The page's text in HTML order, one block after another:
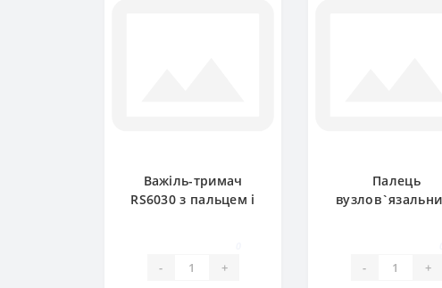
Важіль-тримач
RS6030 з пальцем і
- +
Палець
- +